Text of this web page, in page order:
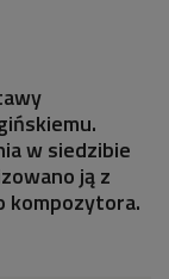
w siedzibie
ją z
kompozytora.